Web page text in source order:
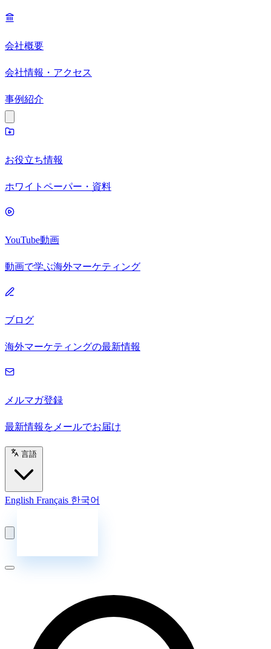
会社概要
会社情報・アクセス
事例紹介
お役立ち情報
ホワイトペーパー・資料
YouTube動画
動画で学ぶ海外マーケティング
ブログ
海外マーケティングの最新情報
メルマガ登録
最新情報をメールでお届け
言語
English Français 한국어